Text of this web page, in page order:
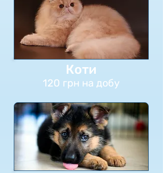
Коти
120 грн на добу